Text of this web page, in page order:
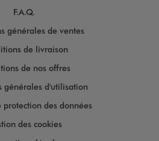
F.A.Q.
générales de ventes
de livraison
de nos offres
générales d'utilisation
protection des données
des cookies